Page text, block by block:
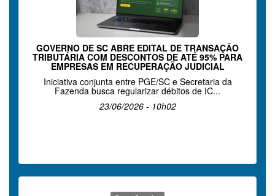
GOVERNO DE SC ABRE EDITAL DE TRANSAÇÃO
TRIBUTÁRIA COM DESCONTOS DE ATÉ 95% PARA
EMPRESAS EM RECUPERAÇÃO JUDICIAL
Iniciativa conjunta entre PGE/SC e Secretaria da
Fazenda busca regularizar débitos de IC...
23/06/2026 - 10h02